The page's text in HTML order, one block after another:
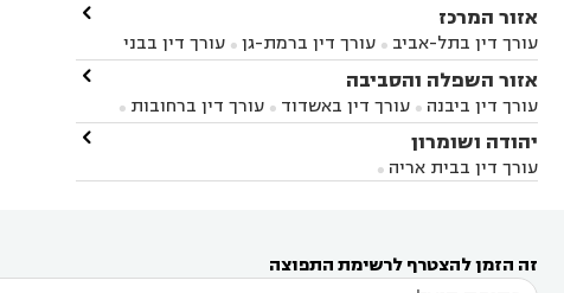
אזור המרכז
עורך דין בתל-אביב  עורך דין ברמת-גן 
עורך דין בבני
ברק עורך דין בפתח תקווה עורך דין בראשון לציון
עורך דין ברחובות עורך דין בנס ציונה
במודיעין
עורך דין בהרצליה עורך דין בחולון
עורך
דין בקרית אונו
אונו
עורך דין בבת ים
דין בשוהם 

אזור השפלה והסביבה
עורך דין ביבנה  עורך דין באשדוד  עורך דין ברחובות 
עורך דין בראשון לציון עורך דין במודיעין
עורך דין
בבאר יעקב
עורך דין בגדרה

יהודה ושומרון
עורך דין בבית אריה 

זה הזמן להצטרף לרשימת התפוצה